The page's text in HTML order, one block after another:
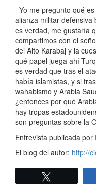
Yo me pregunto qué
alianza militar defensiva
es verdad, me gustaría
compartimos con el
del Alto Karabaj y la
qué papel juega ahí
es verdad que tras el
había islamistas, y si
wahabismo y Arabia
¿entonces por qué
hay tropas
son preguntas sobre la
Entrevista publicada por
El blog del autor: http://